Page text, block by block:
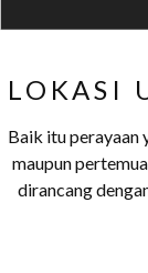
LOKASI
Baik itu perayaan
maupun
dirancang